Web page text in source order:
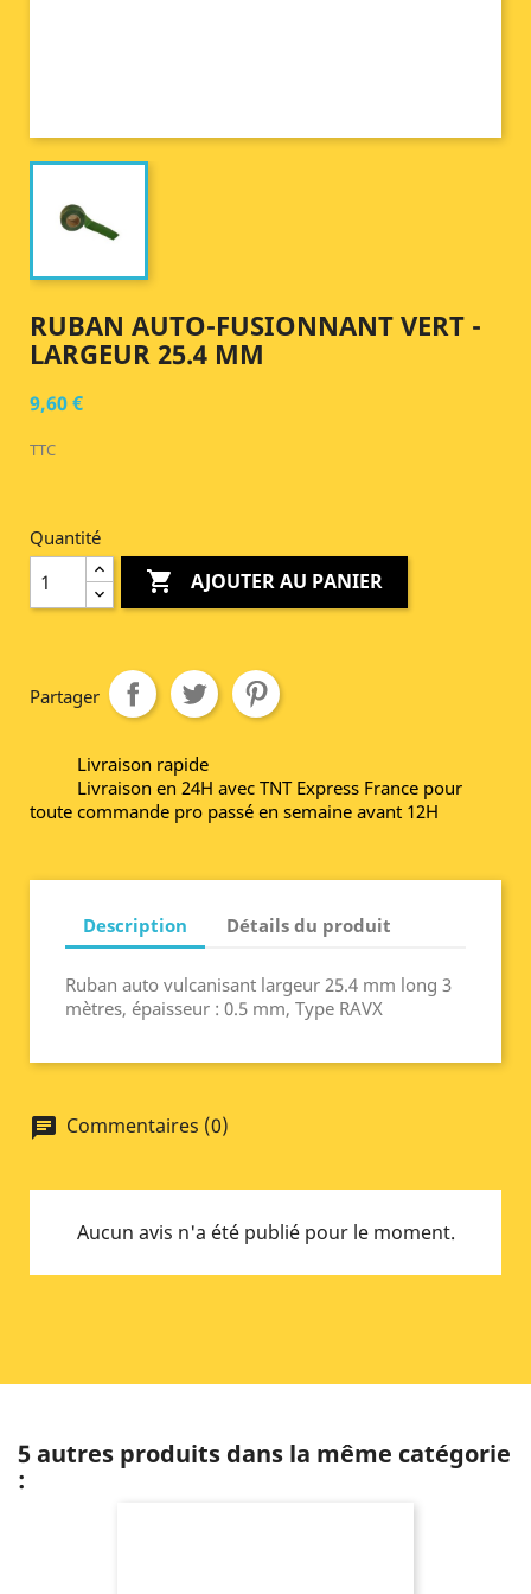
RUBAN AUTO-FUSIONNANT VERT -
LARGEUR 25.4 MM
9,60 €
TTC
Quantité
 AJOUTER AU PANIER
Partager
Livraison rapide
Livraison en 24H avec TNT Express France pour
toute commande pro passé en semaine avant 12H
Description Détails du produit
Ruban auto vulcanisant largeur 25.4 mm long 3
mètres, épaisseur : 0.5 mm, Type RAVX
chat Commentaires (0)
Aucun avis n'a été publié pour le moment.
5 autres produits dans la même catégorie
: